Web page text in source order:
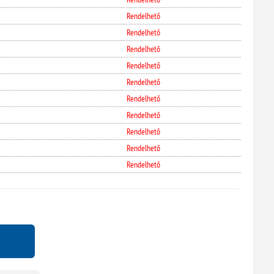
Rendelhető
Rendelhető
Rendelhető
Rendelhető
Rendelhető
Rendelhető
Rendelhető
Rendelhető
Rendelhető
Rendelhető